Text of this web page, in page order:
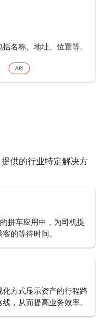
名称、地址、位置等。
API
供的行业特定解决方
拼车应用中，为司机提
的等待时间。
方式显示资产的行程路
，从而提高业务效率。